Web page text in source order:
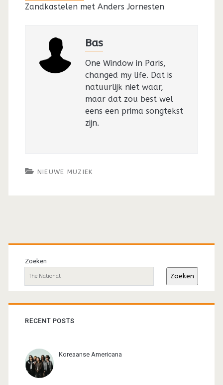
Zandkastelen met Anders Jornesten
Bas
One Window in Paris,
changed my life. Dat is
natuurlijk niet waar,
maar dat zou best wel
eens een prima songtekst
zijn.
NIEUWE MUZIEK
Primaire
sidebar
Zoeken
Zoeken
RECENT POSTS
Koreaanse Americana